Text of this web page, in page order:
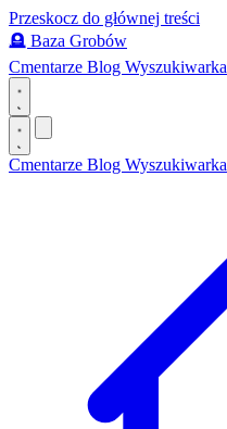
Przeskocz do głównej treści
🪦 Baza Grobów
Cmentarze Blog Wyszukiwarka
Cmentarze Blog Wyszukiwarka